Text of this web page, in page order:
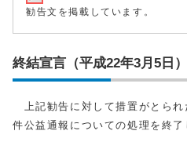
勧告文を掲載しています。
終結宣言（平成22年3月5日）
上記勧告に対して措置がとられ
件公益通報についての処理を終了